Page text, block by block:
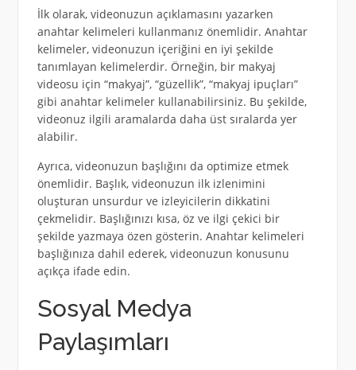
İlk olarak, videonuzun açıklamasını yazarken
anahtar kelimeleri kullanmanız önemlidir. Anahtar
kelimeler, videonuzun içeriğini en iyi şekilde
tanımlayan kelimelerdir. Örneğin, bir makyaj
videosu için “makyaj”, “güzellik”, “makyaj ipuçları”
gibi anahtar kelimeler kullanabilirsiniz. Bu şekilde,
videonuz ilgili aramalarda daha üst sıralarda yer
alabilir.
Ayrıca, videonuzun başlığını da optimize etmek
önemlidir. Başlık, videonuzun ilk izlenimini
oluşturan unsurdur ve izleyicilerin dikkatini
çekmelidir. Başlığınızı kısa, öz ve ilgi çekici bir
şekilde yazmaya özen gösterin. Anahtar kelimeleri
başlığınıza dahil ederek, videonuzun konusunu
açıkça ifade edin.
Sosyal Medya
Paylaşımları